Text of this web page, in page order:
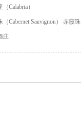
Calabria）
Cabernet Sauvignon） 赤霞珠
庄